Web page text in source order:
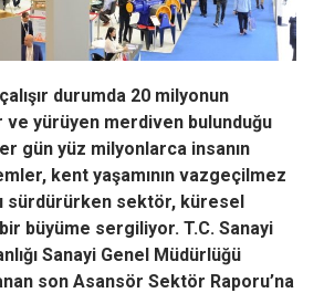
durumda 20 milyonun
yürüyen merdiven bulunduğu
gün yüz milyonlarca insanın
kent yaşamının vazgeçilmez
sürdürürken sektör, küresel
büyüme sergiliyor. T.C. Sanayi
Sanayi Genel Müdürlüğü
son Asansör Sektör Raporu’na